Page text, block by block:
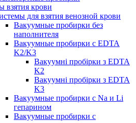
взятия крови
для взятия венозной крови
Вакуумные пробирки без
наполнителя
Вакуумные пробирки с EDTA
K2/K3
Вакуумні пробірки з EDTA
K2
Вакуумні пробірки з EDTA
K3
Вакуумные пробирки с Na и Li
гепарином
Вакуумные пробирки с